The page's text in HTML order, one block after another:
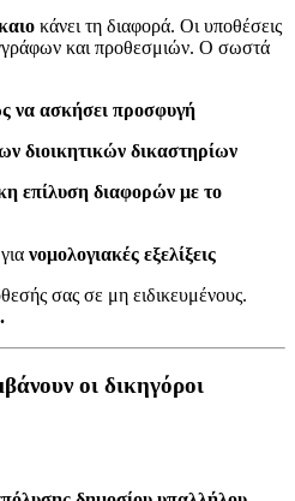
κάνει τη διαφορά. Οι υποθέσεις
και προθεσμιών. Ο σωστά
να ασκήσει προσφυγή
διοικητικών δικαστηρίων
επίλυση διαφορών με το
νομολογιακές εξελίξεις
σας σε μη ειδικευμένους.
οι δικηγόροι